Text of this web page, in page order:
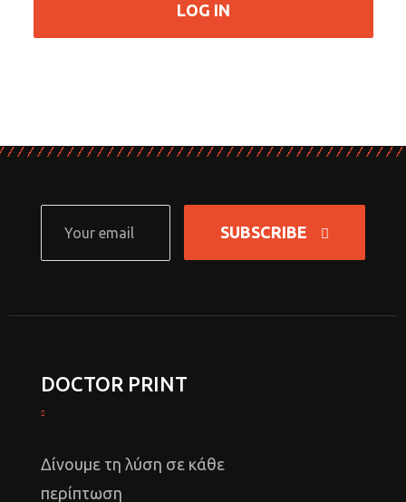
LOG IN
SUBSCRIBE
DOCTOR PRINT
Δίνουμε τη λύση σε κάθε
περίπτωση